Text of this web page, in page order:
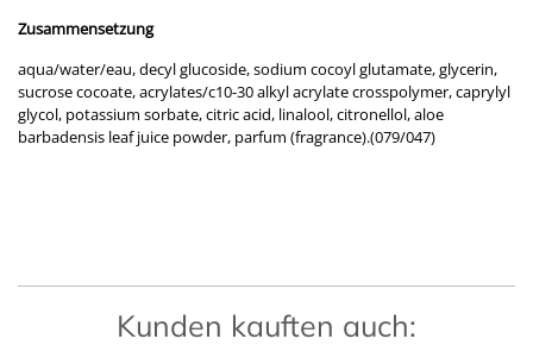
Zusammensetzung
aqua/water/eau, decyl glucoside, sodium cocoyl glutamate, glycerin,
sucrose cocoate, acrylates/c10-30 alkyl acrylate crosspolymer, caprylyl
glycol, potassium sorbate, citric acid, linalool, citronellol, aloe
barbadensis leaf juice powder, parfum (fragrance).(079/047)
Kunden kauften auch: